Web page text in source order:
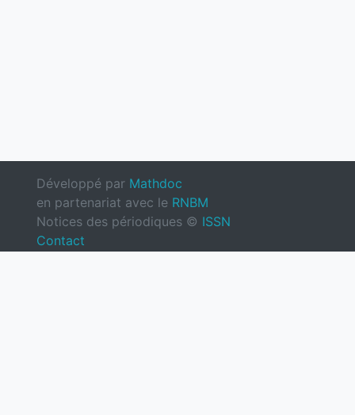
Développé par Mathdoc
en partenariat avec le RNBM
Notices des périodiques © ISSN
Contact